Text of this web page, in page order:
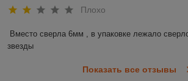
Плохо
Вместо сверла 6мм , в упаковке лежало
звезды
Показать все отзывы